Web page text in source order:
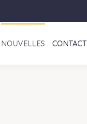
NOUVELLES CONTACT